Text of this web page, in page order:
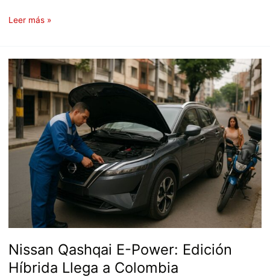
Leer más »
Nissan Qashqai E-Power: Edición
Híbrida Llega a Colombia
Nissan
Qashqai
E-
Power:
Edición
Híbrida
Llega
Colombia